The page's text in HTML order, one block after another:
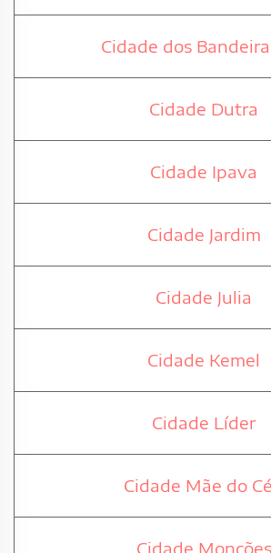
Cidade dos
Cidade Dutra
Cidade Ipava
Cidade Jardim
Cidade Julia
Cidade Kemel
Cidade Líder
Cidade Mãe do
Cidade Monções